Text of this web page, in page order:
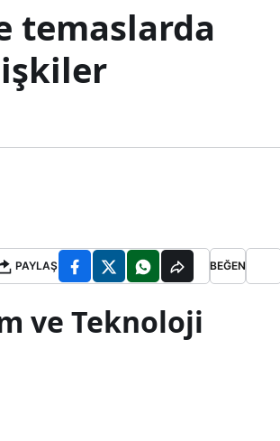
temaslarda
PAYLAŞ BEĞEN
ve Teknoloji